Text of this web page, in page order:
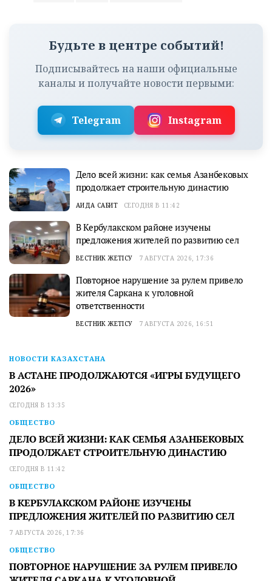
Будьте в центре событий!
Подписывайтесь на наши официальные
каналы и получайте новости первыми:
Telegram Instagram
Дело всей жизни: как семья Азанбековых
продолжает строительную династию
АИДА САБИТ СЕГОДНЯ В 11:42
В Кербулакском районе изучены
предложения жителей по развитию сел
ВЕСТНИК ЖЕТІСУ 7 АВГУСТА 2026, 17:36
Повторное нарушение за рулем привело
жителя Саркана к уголовной
ответственности
ВЕСТНИК ЖЕТІСУ 7 АВГУСТА 2026, 16:51
НОВОСТИ КАЗАХСТАНА
В АСТАНЕ ПРОДОЛЖАЮТСЯ «ИГРЫ БУДУЩЕГО
2026»
СЕГОДНЯ В 13:35
ОБЩЕСТВО
ДЕЛО ВСЕЙ ЖИЗНИ: КАК СЕМЬЯ АЗАНБЕКОВЫХ
ПРОДОЛЖАЕТ СТРОИТЕЛЬНУЮ ДИНАСТИЮ
СЕГОДНЯ В 11:42
ОБЩЕСТВО
В КЕРБУЛАКСКОМ РАЙОНЕ ИЗУЧЕНЫ
ПРЕДЛОЖЕНИЯ ЖИТЕЛЕЙ ПО РАЗВИТИЮ СЕЛ
7 АВГУСТА 2026, 17:36
ОБЩЕСТВО
ПОВТОРНОЕ НАРУШЕНИЕ ЗА РУЛЕМ ПРИВЕЛО